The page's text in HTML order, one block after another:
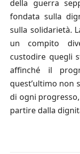
della guerra
fondata sulla
sulla solidarietà.
un compito
custodire quegli
affinché il
quest’ultimo non
di ogni
partire dalla